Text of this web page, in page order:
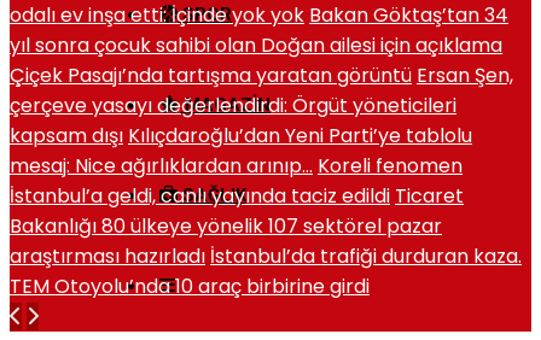
SPOR
MAGAZIN
SAĞLIK
odalı ev inşa etti: İçinde yok yok Bakan Göktaş’tan 34
yıl sonra çocuk sahibi olan Doğan ailesi için açıklama
Çiçek Pasajı’nda tartışma yaratan görüntü Ersan Şen,
çerçeve yasayı değerlendirdi: Örgüt yöneticileri
kapsam dışı Kılıçdaroğlu’dan Yeni Parti’ye tablolu
mesaj: Nice ağırlıklardan arınıp… Koreli fenomen
İstanbul’a geldi, canlı yayında taciz edildi Ticaret
Bakanlığı 80 ülkeye yönelik 107 sektörel pazar
araştırması hazırladı İstanbul’da trafiği durduran kaza.
TEM Otoyolu’nda 10 araç birbirine girdi